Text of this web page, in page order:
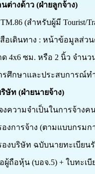
ต่างด้าว (ฝ่ายลูกจ้าง)
(สำหรับผู้มี Tourist/
อเดินทาง : หน้าข้อมูลส่ว
4x6 ซม. หรือ 2 นิ้ว จำนว
ศึกษาและประสบการณ์ท
ษัท (ฝ่ายนายจ้าง)
งความจำเป็นในการจ้าง
งการจ้าง (ตามแบบกรมก
งบริษัท ฉบับนายทะเบียน
ผู้ถือหุ้น (บอจ.5) + ใบทะเ